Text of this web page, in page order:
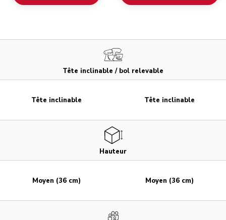
Tête inclinable / bol relevable
Hauteur
Tête inclinable
Moyen (36 cm)
Tête inclinable
Moyen (36 cm)